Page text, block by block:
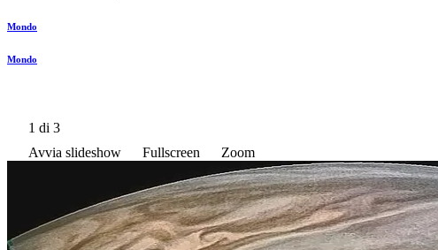
Mondo
Mondo
1 di 3
Avvia slideshow
Fullscreen Zoom